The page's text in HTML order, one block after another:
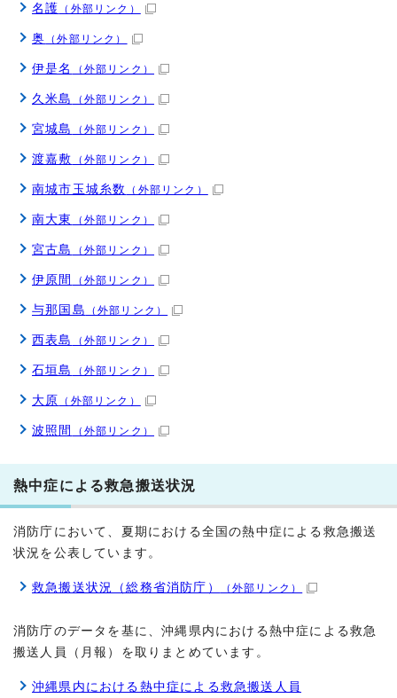
名護 （外部リンク）
奥 （外部リンク）
伊是名 （外部リンク）
久米島 （外部リンク）
宮城島 （外部リンク）
渡嘉敷 （外部リンク）
南城市玉城糸数 （外部リンク）
南大東 （外部リンク）
宮古島 （外部リンク）
伊原間 （外部リンク）
与那国島 （外部リンク）
西表島 （外部リンク）
石垣島 （外部リンク）
大原 （外部リンク）
波照間 （外部リンク）
熱中症による救急搬送状況
消防庁において、夏期における全国の熱中症による救急搬送
状況を公表しています。
救急搬送状況（総務省消防庁） （外部リンク）
消防庁のデータを基に、沖縄県内における熱中症による救急
搬送人員（月報）を取りまとめています。
沖縄県内における熱中症による救急搬送人員